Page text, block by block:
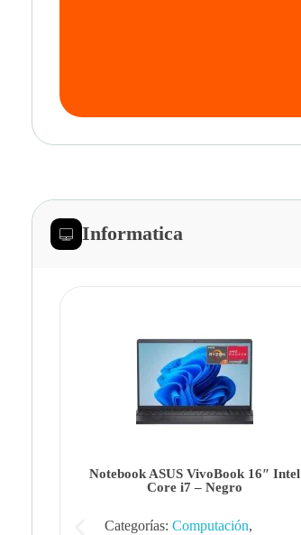
Informatica
Notebook ASUS VivoBook 16″ Intel
Core i7 – Negro
Categorías: Computación,